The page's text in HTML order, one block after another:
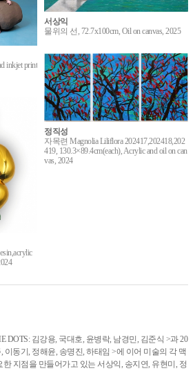
서상익
물위의 선, 72.7x100cm, Oil on canvas, 2025
inkjet print
정직성
자목련 Magnolia Liliflora 202417,202418,202
419, 130.3×89.4cm(each), Acrylic and oil on can
vas, 2024
DOTS: 김강용, 국대호, 윤병락, 남경민, 김준식 >과 20
이동기, 정해윤, 송명진, 하태임 >에 이어 미술의 각 맥
지점을 만들어가고 있는 서상익, 송지연, 유현미, 정